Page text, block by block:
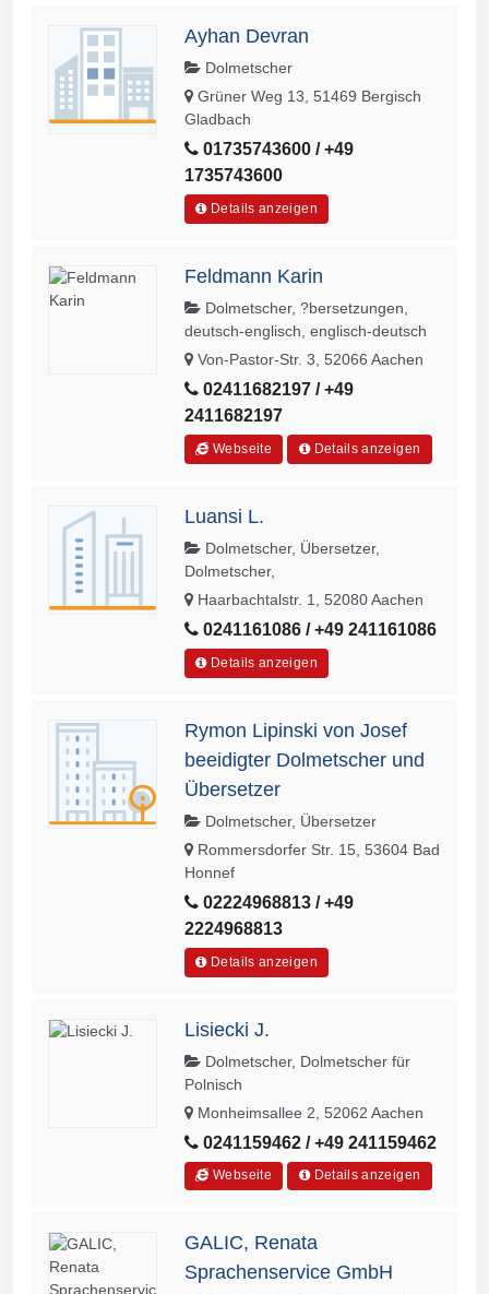
Ayhan Devran
Dolmetscher
Grüner Weg 13, 51469 Bergisch
Gladbach
01735743600 / +49
1735743600
Details anzeigen
Feldmann Karin
Dolmetscher, ?bersetzungen,
deutsch-englisch, englisch-deutsch
Von-Pastor-Str. 3, 52066 Aachen
02411682197 / +49
2411682197
Webseite Details anzeigen
Luansi L.
Dolmetscher, Übersetzer,
Dolmetscher,
Haarbachtalstr. 1, 52080 Aachen
0241161086 / +49 241161086
Details anzeigen
Rymon Lipinski von Josef
beeidigter Dolmetscher und
Übersetzer
Dolmetscher, Übersetzer
Rommersdorfer Str. 15, 53604 Bad
Honnef
02224968813 / +49
2224968813
Details anzeigen
Lisiecki J.
Dolmetscher, Dolmetscher für
Polnisch
Monheimsallee 2, 52062 Aachen
0241159462 / +49 241159462
Webseite Details anzeigen
GALIC, Renata
Sprachenservice GmbH